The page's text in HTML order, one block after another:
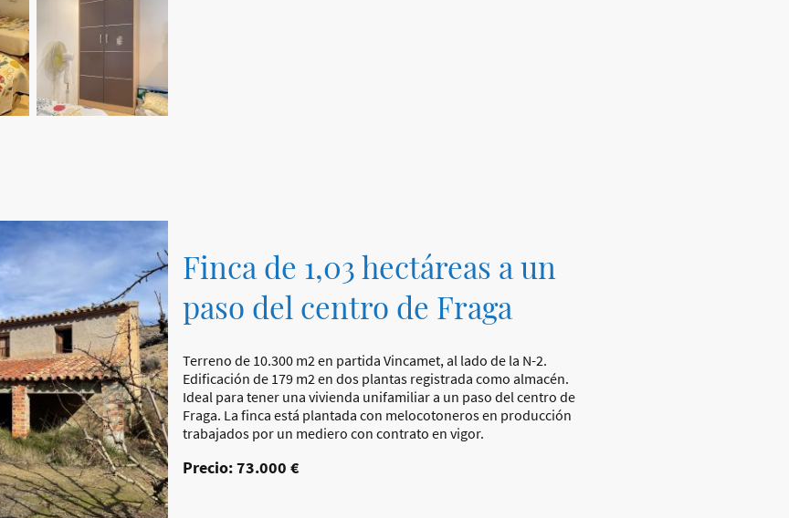
Finca de 1,03 hectáreas a un
paso del centro de Fraga
Terreno de 10.300 m2 en partida Vincamet, al lado de la N-2.
Edificación de 179 m2 en dos plantas registrada como almacén.
Ideal para tener una vivienda unifamiliar a un paso del centro de
Fraga. La finca está plantada con melocotoneros en producción
trabajados por un mediero con contrato en vigor.
Precio: 73.000 €